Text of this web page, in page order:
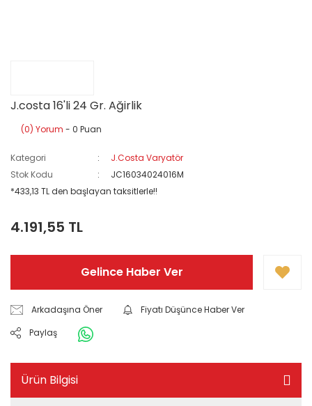
J.costa 16'li 24 Gr. Ağirlik
(0) Yorum - 0 Puan
Kategori
J.Costa Varyatör
Stok Kodu
JC16034024016M
*433,13 TL den başlayan taksitlerle!!
4.191,55 TL
Gelince Haber Ver
Arkadaşına Öner
Fiyatı Düşünce Haber Ver
Paylaş
Ürün Bilgisi